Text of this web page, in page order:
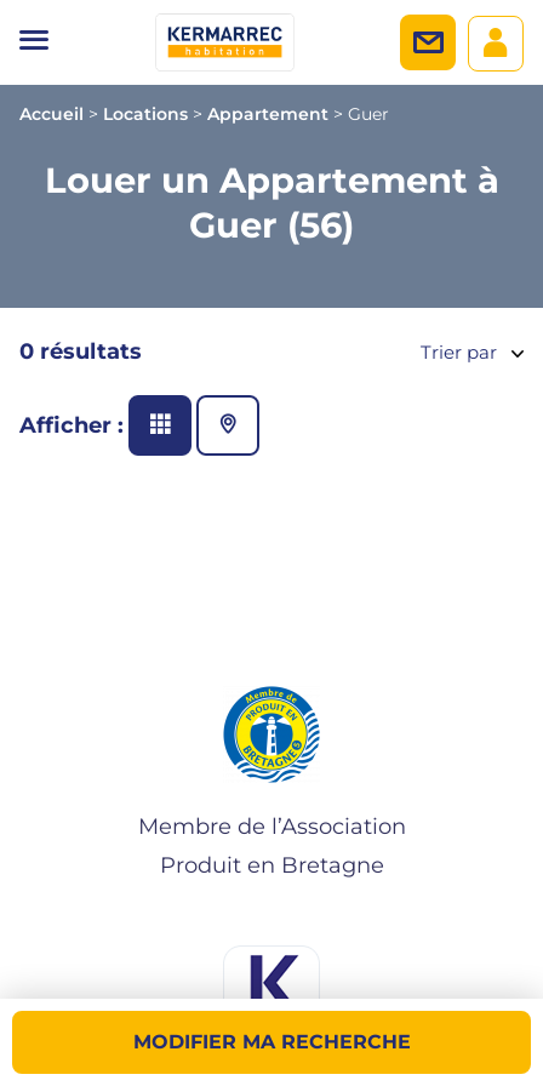
Accueil > Locations > Appartement > Guer
Louer un Appartement à
Guer (56)
MODIFIER MA RECHERCHE
0 résultats Trier par
Afficher :
Membre de l’Association
Produit en Bretagne